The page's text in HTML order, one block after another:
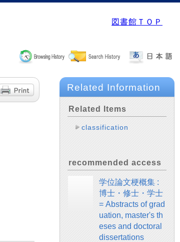
図書館ＴＯＰ
Related Information
Related Items
classification
recommended access
学位論文梗概集 :
博士・修士・学士
= Abstracts of grad
uation, master's th
eses and doctoral
dissertations